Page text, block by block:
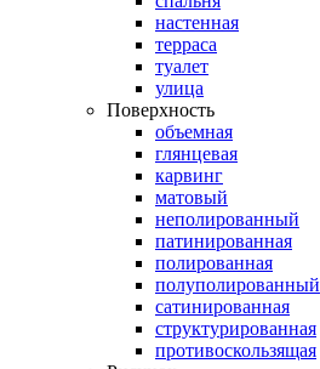
настенная
терраса
туалет
улица
Поверхность
объемная
глянцевая
карвинг
матовый
неполированный
патинированная
полированная
полуполированный
сатинированная
структурированная
противоскользящая